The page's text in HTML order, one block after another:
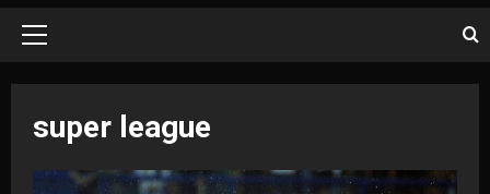
Primary
super league